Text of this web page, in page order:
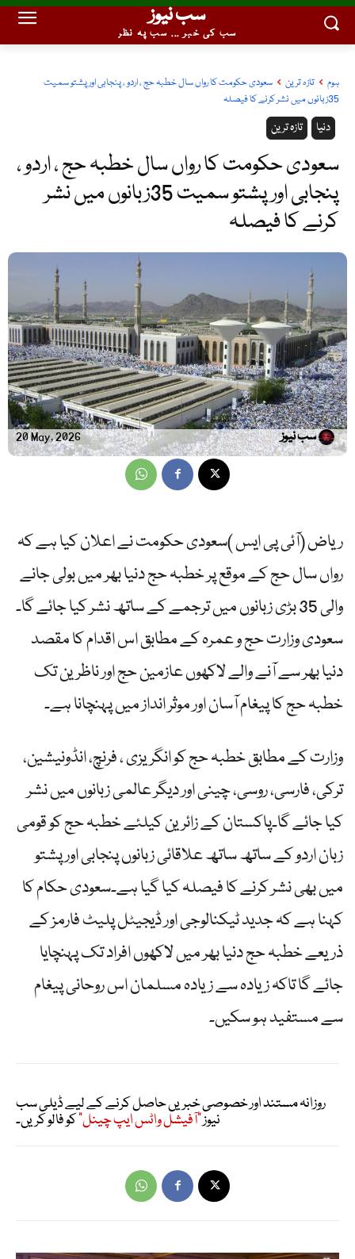
سب نیوز
سب کی خبر ... سب پہ نظر
ہوم تازہ ترین
سعودی حکومت کا رواں سال خطبہ حج ، اردو ، پنجابی اور پشتو سمیت
35زبانوں میں نشر کرنے کا فیصلہ
تازہ ترین دنیا
سعودی حکومت کا رواں سال خطبہ حج ، اردو ،
پنجابی اور پشتو سمیت 35زبانوں میں نشر
کرنے کا فیصلہ
20 May, 2026 سب نیوز
ریاض (آئی پی ایس )سعودی حکومت نے اعلان کیا ہے کہ
رواں سال حج کے موقع پر خطبہ حج دنیا بھر میں بولی جانے
والی 35 بڑی زبانوں میں ترجمے کے ساتھ نشر کیا جائے گا۔
سعودی وزارت حج و عمرہ کے مطابق اس اقدام کا مقصد
دنیا بھر سے آنے والے لاکھوں عازمین حج اور ناظرین تک
خطبہ حج کا پیغام آسان اور موثر انداز میں پہنچانا ہے۔
وزارت کے مطابق خطبہ حج کو انگریزی ، فرنچ، انڈونیشین،
ترکی، فارسی، روسی، چینی اور دیگر عالمی زبانوں میں نشر
کیا جائے گا۔پاکستان کے زائرین کیلئے خطبہ حج کو قومی
زبان اردو کے ساتھ ساتھ علاقائی زبانوں پنجابی اور پشتو
میں بھی نشر کرنے کا فیصلہ کیا گیا ہے۔سعودی حکام کا
کہنا ہے کہ جدید ٹیکنالوجی اور ڈیجیٹل پلیٹ فارمز کے
ذریعے خطبہ حج دنیا بھر میں لاکھوں افراد تک پہنچایا
جائے گا تاکہ زیادہ سے زیادہ مسلمان اس روحانی پیغام
سے مستفید ہو سکیں۔
روزانہ مستند اور خصوصی خبریں حاصل کرنے کے لیے ڈیلی سب
نیوز"آفیشل واٹس ایپ چینل"کو فالو کریں۔